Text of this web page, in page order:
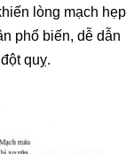
lòng mạch hẹp
phổ biến, dễ dẫn
quỵ.